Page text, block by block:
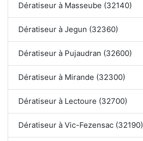
Dératiseur à Masseube (32140)
Dératiseur à Jegun (32360)
Dératiseur à Pujaudran (32600)
Dératiseur à Mirande (32300)
Dératiseur à Lectoure (32700)
Dératiseur à Vic-Fezensac (32190)